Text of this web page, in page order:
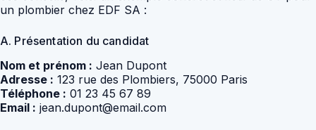
un plombier chez EDF SA :
A. Présentation du candidat
Nom et prénom : Jean Dupont
Adresse : 123 rue des Plombiers, 75000 Paris
Téléphone : 01 23 45 67 89
Email : jean.dupont@email.com